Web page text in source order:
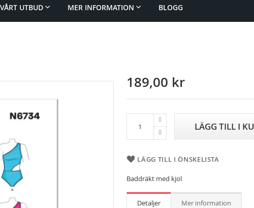
VÅRT UTBUD MER INFORMATION BLOGG
189,00 kr
LÄGG TILL I
LÄGG TILL I ÖNSKELISTA
Baddräkt med kjol
Detaljer Mer information